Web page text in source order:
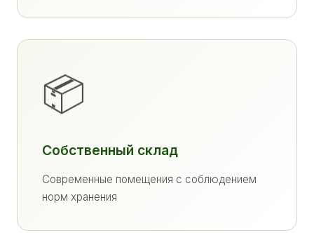
📦
Собственный склад
Современные помещения с соблюдением
норм хранения